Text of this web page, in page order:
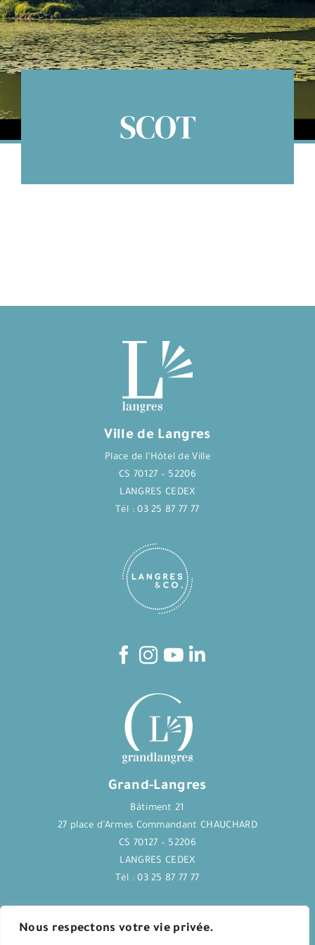
Nous respectons votre vie privée.
Espace citoyens
SCOT
Ville de Langres
Place de l’Hôtel de Ville
CS 70127 – 52206
LANGRES CEDEX
Tél : 03 25 87 77 77
Grand-Langres
Bâtiment 21
27 place d’Armes Commandant CHAUCHARD
CS 70127 – 52206
LANGRES CEDEX
Tél : 03 25 87 77 77
Journal Langres&Co